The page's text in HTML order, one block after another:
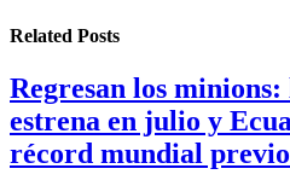
Related Posts
Regresan los
estrena en julio y
récord mundial